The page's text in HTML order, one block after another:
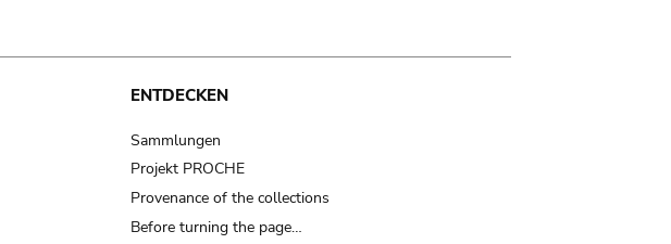
ENTDECKEN
Sammlungen
Projekt PROCHE
Provenance of the collections
Before turning the page…